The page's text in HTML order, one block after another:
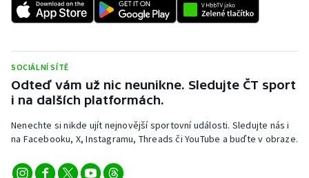
SOCIÁLNÍ SÍTĚ
Odteď vám už nic neunikne. Sledujte ČT sport
i na dalších platformách.
Nenechte si nikde ujít nejnovější sportovní události. Sledujte nás i
na Facebooku, X, Instagramu, Threads či YouTube a buďte v obraze.